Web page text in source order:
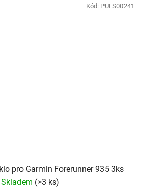
pro Garmin Forerunner 935 3ks
Skladem (>3 ks)
Kód: PULS00241